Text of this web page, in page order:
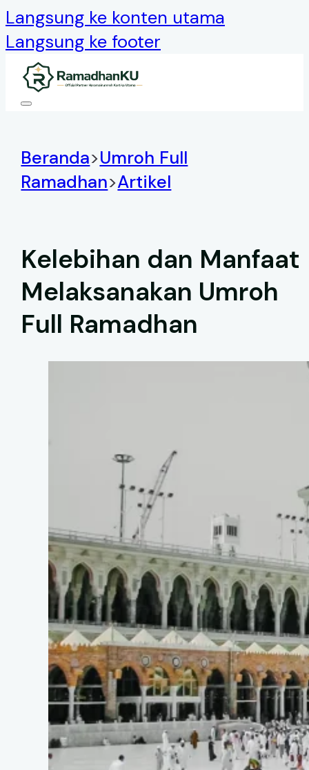
Langsung ke konten utama
Langsung ke footer
Beranda>Umroh Full
Ramadhan>Artikel
Kelebihan dan Manfaat
Melaksanakan Umroh
Full Ramadhan